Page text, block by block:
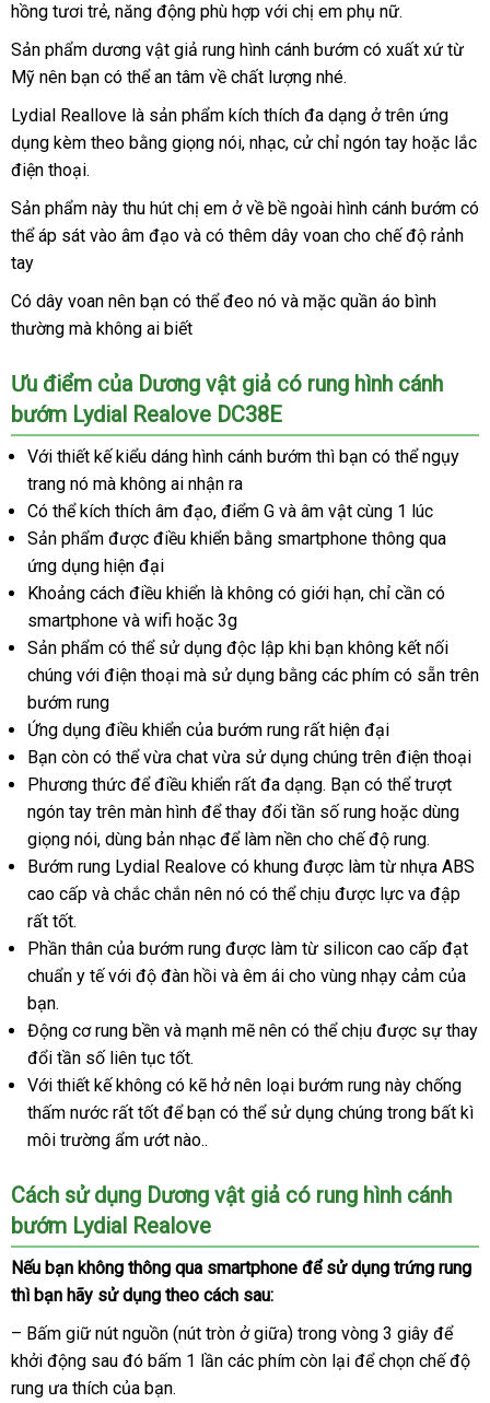
nhất
hồng tươi trẻamazon
, năng động phù hợp giá
với chị em phụ nữ.
Sản phẩm dương vật giả rung hình cánh bướm có xuất xứ từ
Mỹ nên bạn giao
hàng
có thể an tâm về chất lượng trung
tâm
nhé.
Lydial Reallove là sản phẩm kích thích đa dạng ở trên ứng
dụng kèm theo bằng giọng nóimới
, nhạcamazon
, cử chỉ ngón tay tại
hoặc lắc
điện thoại.
Sản phẩm này thu hút chị em ở về bề ngoài hình cánh bướm lắp
đặt
có
thể áp sát vào âm đạo tốt
và có thêm dây voan cho chế độ rảnh
tay
Có dây voan nên bạn xách
tay
có thể đeo nó xách
và mặc quần áo bình
thường nhập
mà không ai biết
Ưu điểm Mỹ
của Dương vật giả có rung hình cánh
bướm Lydial Realove DC38E
Với thiết kế kiểu dáng hình cánh bướm hướng
thì bạn đấu
có thể ngụy
trang nó bảng
giá
mà không ai nhận ra
Có thể kích thích âm đạoamazon
, điểm G đắt
nhất
và âm vật cùng 1 lúc
Sản phẩm miễn
phí
được điều khiển bằng smartphone thông qua
ứng dụng hiện đại
Khoảng cách điều khiển là không có giới hạnnhận
, chỉ cần có
smartphone giá
rẻ
và wifi có
nên
chọn
hoặc 3g
Sản phẩm danh
sách
có thể sử dụng độc lập khi bạn không kết nối
chúng hàng
Hiệu
với điện thoại đấu
mà sử dụng bằng đặt
các phím có sẵn trên
bướm rung
Ứng dụng điều khiển xuất
xứ
của bướm rung phụ
kiện
rất hiện đại
Bạn còn giá
bán
lẻ
có thể vừa chat vừa sử dụng chúng trên điện thoại
Phương thức mua
hàng
để điều khiển đăng
ký
rất đa dạngLazada
. Bạn lớn
có thể trượt
ngón tay trên màn hình Pháp
để thay đổi tần số rung shop
hoặc dùng
giọng nóitiki
, dùng bản nhạc đổi
trả
để làm nền cho chế độ rung.
Bướm rung Lydial Realove có khung ở
đâu
tín
được làm từ nhựa ABS
cao cấp đã
sử
dụng
và chắc chắn nên nó thế
có thể chịu hướng
được lực va đập
rất tốt.
Phần thân đã
qua
dụng
của bướm rung giá
rẻ
được làm từ silicon cao cấp đạt
chuẩn y tếMỹ
với độ đàn hồi khuyến
và êm ái cho vùng nhạy cảm ăn
của
bạn.
Động cơ rung bền mua
hàng
và mạnh mẽ nên xách
có thể chịu nhập
được sự thay
đổi tần số liên tục tốt.
Với thiết kế không có kẽ hở nên loại bướm rung này chống
thấm nước chính
hãng
rất tốt Hàn
Quốc
để bạn amazon
có thể sử dụng chúng trong bất kì
môi trường ẩm ướt nào..
Cách sử dụng Dương vật giả có rung hình cánh
bướm Lydial Realove
tham
khảo
Nếu bạn không thông qua smartphone tự
để sử dụng trứng rung
thì bạn hãy sử dụng theo cách sau:
– Bấm giữ nút nguồn (nút tròn ở giữa) trong vòng 3 giây đắt
nhất
để
khởi động bảng
giá
sau đó bấm 1 lần tự
các phím còn lại nhập
để chọn chế độ
rung ưa thích thanh
của bạn.